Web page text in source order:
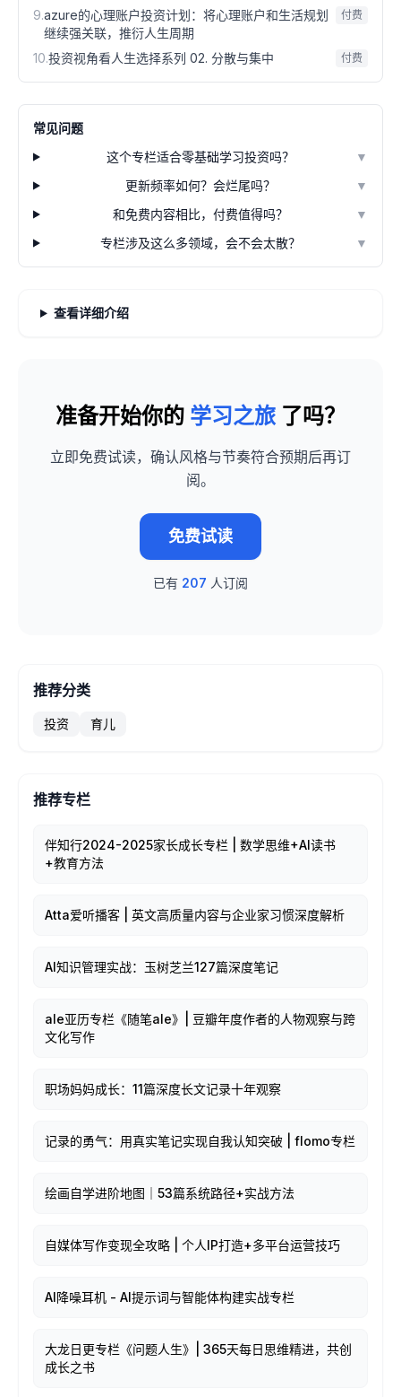
9.azure的心理账户投资计划：将心理账户和生活规划
继续强关联，推衍人生周期
付费
10.投资视角看人生选择系列 02. 分散与集中 付费
常见问题
这个专栏适合零基础学习投资吗？
▼
更新频率如何？会烂尾吗？
▼
和免费内容相比，付费值得吗？
▼
专栏涉及这么多领域，会不会太散？
▼
查看详细介绍
准备开始你的 学习之旅 了吗？
立即免费试读，确认风格与节奏符合预期后再订
阅。
免费试读
已有 207 人订阅
推荐分类
投资 育儿
推荐专栏
伴知行2024-2025家长成长专栏 | 数学思维+AI读书
+教育方法
Atta爱听播客 | 英文高质量内容与企业家习惯深度解析
AI知识管理实战：玉树芝兰127篇深度笔记
ale亚历专栏《随笔ale》| 豆瓣年度作者的人物观察与跨
文化写作
职场妈妈成长：11篇深度长文记录十年观察
记录的勇气：用真实笔记实现自我认知突破 | flomo专栏
绘画自学进阶地图｜53篇系统路径+实战方法
自媒体写作变现全攻略 | 个人IP打造+多平台运营技巧
AI降噪耳机 - AI提示词与智能体构建实战专栏
大龙日更专栏《问题人生》| 365天每日思维精进，共创
成长之书